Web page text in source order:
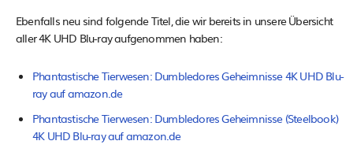
Ebenfalls neu sind folgende Titel, die wir bereits in unsere Übersicht
aller 4K UHD Blu-ray aufgenommen haben:
Phantastische Tierwesen: Dumbledores Geheimnisse 4K UHD Blu-
ray auf amazon.de
Phantastische Tierwesen: Dumbledores Geheimnisse (Steelbook)
4K UHD Blu-ray auf amazon.de